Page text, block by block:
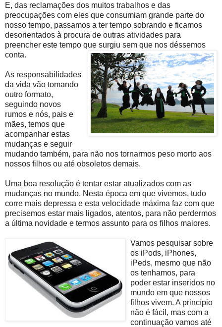
E, das reclamações dos muitos trabalhos e das
preocupações com eles que consumiam grande parte do
nosso tempo, passamos a ter tempo sobrando e ficamos
desorientados à procura de outras atividades para
preencher este tempo que surgiu sem que nos déssemos
conta.
As responsabilidades
da vida vão tomando
outro formato,
seguindo novos
rumos e nós, pais e
mães, temos que
acompanhar estas
mudanças e seguir
mudando também, para não nos tornarmos peso morto aos
nossos filhos ou até obsoletos demais.
Uma boa resolução é tentar estar atualizados com as
mudanças no mundo. Nesta época em que vivemos, tudo
corre mais depressa e esta velocidade máxima faz com que
precisemos estar mais ligados, atentos, para não perdermos
a última novidade e termos assunto para os filhos maiores.
Vamos pesquisar sobre
os iPods, iPhones,
iPeds, mesmo que não
os tenhamos, para
poder estar inseridos no
mundo em que nossos
filhos vivem. A princípio
não é fácil, mas com a
continuação vamos até